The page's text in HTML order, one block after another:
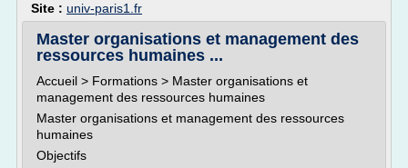
Site : univ-paris1.fr
Master organisations et management des
ressources humaines ...
Accueil > Formations > Master organisations et
management des ressources humaines
Master organisations et management des ressources
humaines
Objectifs